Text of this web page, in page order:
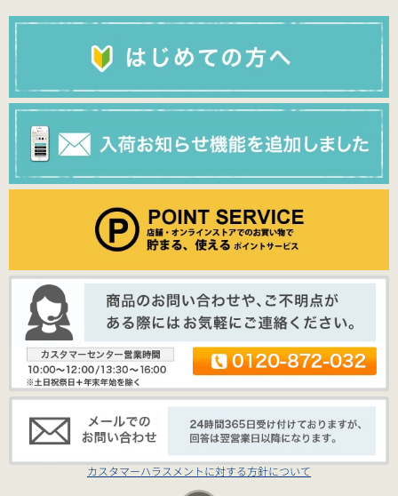
カスタマーハラスメントに対する方針について